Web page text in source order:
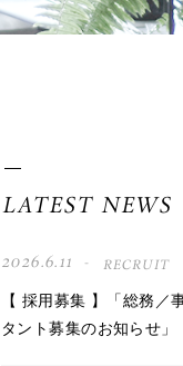
LATEST NEWS
2026.6.11 RECRUIT
【 採用募集 】「総務／
タント募集のお知らせ」